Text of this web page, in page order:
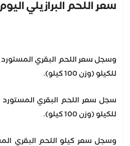
سعر اللحم البرازيلي اليوم
للكيلو (وزن 100 كيلو).
للكيلو (وزن 100 كيلو).